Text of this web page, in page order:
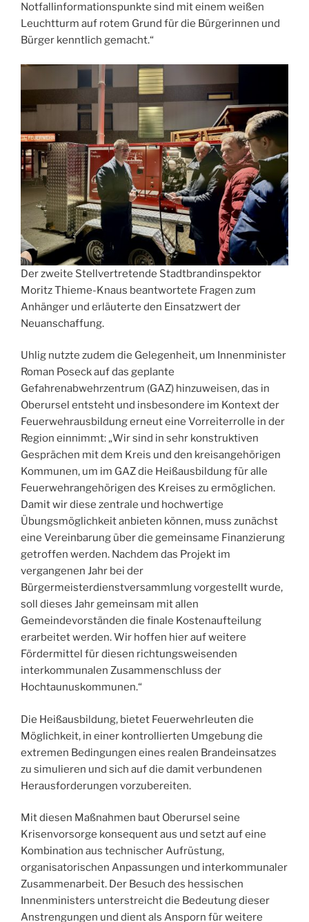
Notfallinformationspunkte sind mit einem weißen
Leuchtturm auf rotem Grund für die Bürgerinnen und
Bürger kenntlich gemacht.“
Der zweite Stellvertretende Stadtbrandinspektor
Moritz Thieme-Knaus beantwortete Fragen zum
Anhänger und erläuterte den Einsatzwert der
Neuanschaffung.
Uhlig nutzte zudem die Gelegenheit, um Innenminister
Roman Poseck auf das geplante
Gefahrenabwehrzentrum (GAZ) hinzuweisen, das in
Oberursel entsteht und insbesondere im Kontext der
Feuerwehrausbildung erneut eine Vorreiterrolle in der
Region einnimmt: „Wir sind in sehr konstruktiven
Gesprächen mit dem Kreis und den kreisangehörigen
Kommunen, um im GAZ die Heißausbildung für alle
Feuerwehrangehörigen des Kreises zu ermöglichen.
Damit wir diese zentrale und hochwertige
Übungsmöglichkeit anbieten können, muss zunächst
eine Vereinbarung über die gemeinsame Finanzierung
getroffen werden. Nachdem das Projekt im
vergangenen Jahr bei der
Bürgermeisterdienstversammlung vorgestellt wurde,
soll dieses Jahr gemeinsam mit allen
Gemeindevorständen die finale Kostenaufteilung
erarbeitet werden. Wir hoffen hier auf weitere
Fördermittel für diesen richtungsweisenden
interkommunalen Zusammenschluss der
Hochtaunuskommunen.“
Die Heißausbildung, bietet Feuerwehrleuten die
Möglichkeit, in einer kontrollierten Umgebung die
extremen Bedingungen eines realen Brandeinsatzes
zu simulieren und sich auf die damit verbundenen
Herausforderungen vorzubereiten.
Mit diesen Maßnahmen baut Oberursel seine
Krisenvorsorge konsequent aus und setzt auf eine
Kombination aus technischer Aufrüstung,
organisatorischen Anpassungen und interkommunaler
Zusammenarbeit. Der Besuch des hessischen
Innenministers unterstreicht die Bedeutung dieser
Anstrengungen und dient als Ansporn für weitere